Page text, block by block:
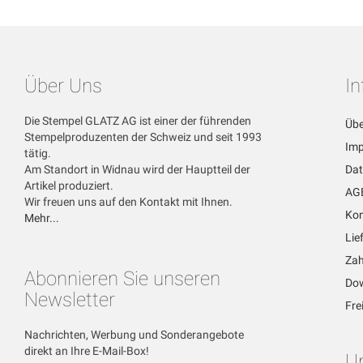
Über Uns
Die Stempel GLATZ AG ist einer der führenden
Stempelproduzenten der Schweiz und seit 1993
tätig.
Am Standort in Widnau wird der Hauptteil der
Artikel produziert.
Wir freuen uns auf den Kontakt mit Ihnen.
Mehr...
Abonnieren Sie unseren
Newsletter
Nachrichten, Werbung und Sonderangebote
direkt an Ihre E-Mail-Box!